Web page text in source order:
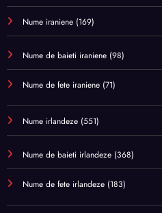
Nume iraniene (169)
Nume de baieti iraniene (98)
Nume de fete iraniene (71)
Nume irlandeze (551)
Nume de baieti irlandeze (368)
Nume de fete irlandeze (183)